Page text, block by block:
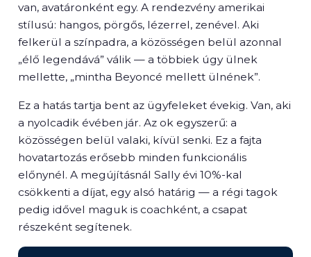
van, avatáronként egy. A rendezvény amerikai
stílusú: hangos, pörgős, lézerrel, zenével. Aki
felkerül a színpadra, a közösségen belül azonnal
„élő legendává” válik — a többiek úgy ülnek
mellette, „mintha Beyoncé mellett ülnének”.
Ez a hatás tartja bent az ügyfeleket évekig. Van, aki
a nyolcadik évében jár. Az ok egyszerű: a
közösségen belül valaki, kívül senki. Ez a fajta
hovatartozás erősebb minden funkcionális
előnynél. A megújításnál Sally évi 10%-kal
csökkenti a díjat, egy alsó határig — a régi tagok
pedig idővel maguk is coachként, a csapat
részeként segítenek.